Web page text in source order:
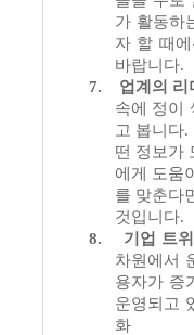
가 활동하
자 할 때
바랍니다.
7.
업계의 리
속에 정이
고 봅니다.
떤 정보가
에게 도움
를 맞춘다
것입니다.
8.
기업 트
차원에서
용자가 증
운영되고
화